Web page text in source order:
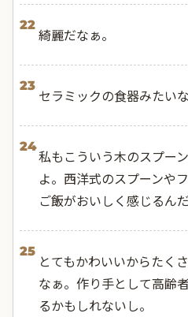
22
綺麗だなぁ。
23
セラミックの食器みたい
24
私もこういう木のスプー
よ。西洋式のスプーンや
ご飯がおいしく感じるん
25
とてもかわいいからたく
なぁ。作り手として高齢
るかもしれないし。